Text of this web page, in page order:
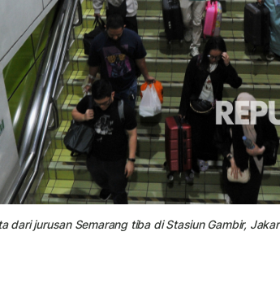
dari jurusan Semarang tiba di Stasiun Gambir,